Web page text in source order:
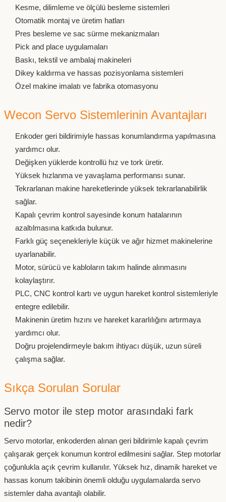
Kesme, dilimleme ve ölçülü besleme sistemleri
Otomatik montaj ve üretim hatları
Pres besleme ve sac sürme mekanizmaları
Pick and place uygulamaları
Baskı, tekstil ve ambalaj makineleri
Dikey kaldırma ve hassas pozisyonlama sistemleri
Özel makine imalatı ve fabrika otomasyonu
Wecon Servo Sistemlerinin Avantajları
Enkoder geri bildirimiyle hassas konumlandırma yapılmasına
yardımcı olur.
Değişken yüklerde kontrollü hız ve tork üretir.
Yüksek hızlanma ve yavaşlama performansı sunar.
Tekrarlanan makine hareketlerinde yüksek tekrarlanabilirlik
sağlar.
Kapalı çevrim kontrol sayesinde konum hatalarının
azaltılmasına katkıda bulunur.
Farklı güç seçenekleriyle küçük ve ağır hizmet makinelerine
uyarlanabilir.
Motor, sürücü ve kabloların takım halinde alınmasını
kolaylaştırır.
PLC, CNC kontrol kartı ve uygun hareket kontrol sistemleriyle
entegre edilebilir.
Makinenin üretim hızını ve hareket kararlılığını artırmaya
yardımcı olur.
Doğru projelendirmeyle bakım ihtiyacı düşük, uzun süreli
çalışma sağlar.
Sıkça Sorulan Sorular
Servo motor ile step motor arasındaki fark
nedir?
Servo motorlar, enkoderden alınan geri bildirimle kapalı çevrim
çalışarak gerçek konumun kontrol edilmesini sağlar. Step motorlar
çoğunlukla açık çevrim kullanılır. Yüksek hız, dinamik hareket ve
hassas konum takibinin önemli olduğu uygulamalarda servo
sistemler daha avantajlı olabilir.